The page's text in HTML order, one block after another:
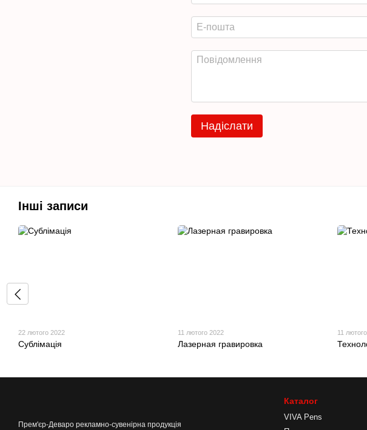
Надіслати
Інші записи
22 лютого 2022
Сублімація
11 лютого 2022
Лазерная гравировка
11
Прем'єр-Деваро рекламно-сувенірна продукція
Каталог
VIVA Pens